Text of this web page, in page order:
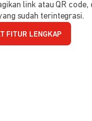
link atau QR
sudah terintegrasi.
FITUR LENGKAP